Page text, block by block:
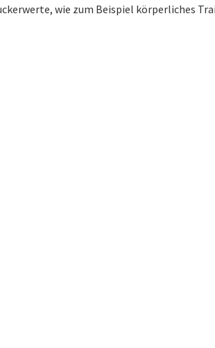
wie zum Beispiel körperliches